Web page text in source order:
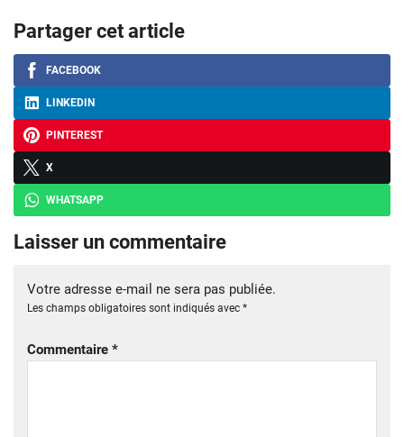
Partager cet article
FACEBOOK
LINKEDIN
PINTEREST
X
WHATSAPP
Laisser un commentaire
Votre adresse e-mail ne sera pas publiée.
Les champs obligatoires sont indiqués avec *
Commentaire *